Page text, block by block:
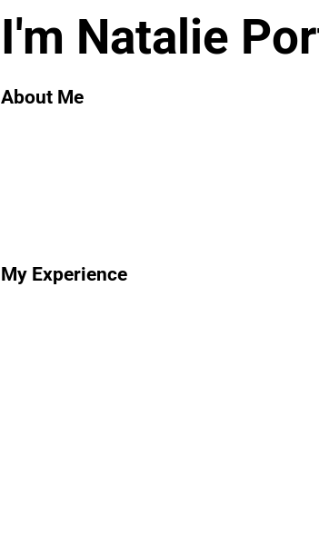
I'm Natalie
About Me
My Experience